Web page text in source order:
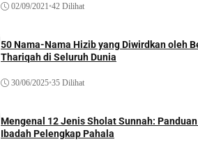
02/09/2021•42 Dilihat
50 Nama-Nama Hizib yang Diwirdkan oleh
Thariqah di Seluruh Dunia
30/06/2025•35 Dilihat
Mengenal 12 Jenis Sholat Sunnah:
Ibadah Pelengkap Pahala